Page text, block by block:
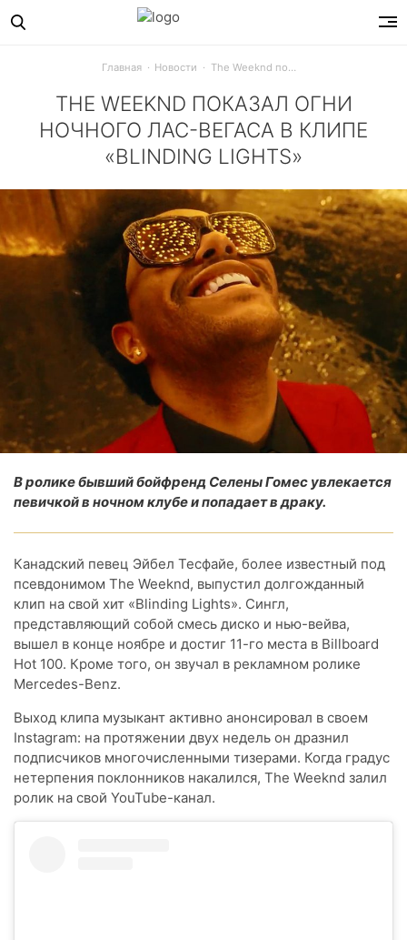
Главная Новости
THE WEEKND ПОКАЗАЛ ОГНИ
НОЧНОГО ЛАС-ВЕГАСА В КЛИПЕ
«BLINDING LIGHTS»
В ролике бывший бойфренд Селены Гомес увлекается
В ролике бывший бойфренд Селены Гомес увлекается
певичкой в ночном клубе и попадает в драку.
Канадский певец Эйбел Тесфайе, более известный под
псевдонимом The Weeknd, выпустил долгожданный
клип на свой хит «Blinding Lights». Сингл,
представляющий собой смесь диско и нью-вейва,
вышел в конце ноябре и достиг 11-го места в Billboard
Hot 100. Кроме того, он звучал в рекламном ролике
Mercedes-Benz.
Выход клипа музыкант активно анонсировал в своем
Instagram: на протяжении двух недель он дразнил
подписчиков многочисленными тизерами. Когда градус
нетерпения поклонников накалился, The Weeknd залил
ролик на свой YouTube-канал.